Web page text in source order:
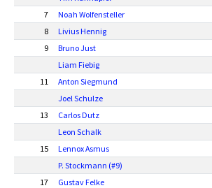
7
Noah Wolfensteller
8
Livius Hennig
9
Bruno Just
Liam Fiebig
11
Anton Siegmund
Joel Schulze
13
Carlos Dutz
Leon Schalk
15
Lennox Asmus
P. Stockmann (#9)
17
Gustav Felke